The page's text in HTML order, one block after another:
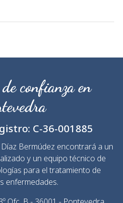
confianza en
C-36-001885
Bermúdez encontrará a un
y un equipo técnico de
para el tratamiento de
enfermedades.